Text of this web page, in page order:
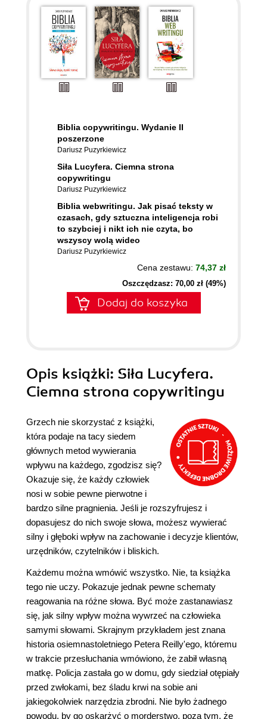
Biblia copywritingu. Wydanie II
poszerzone
Dariusz Puzyrkiewicz
Siła Lucyfera. Ciemna strona
copywritingu
Dariusz Puzyrkiewicz
Biblia webwritingu. Jak pisać teksty w
czasach, gdy sztuczna inteligencja robi
to szybciej i nikt ich nie czyta, bo
wszyscy wolą wideo
Dariusz Puzyrkiewicz
Cena zestawu: 74,37 zł
Oszczędzasz: 70,00 zł (49%)
Dodaj do koszyka
Opis książki: Siła Lucyfera.
Ciemna strona copywritingu
Grzech nie skorzystać z książki,
która podaje na tacy siedem
głównych metod wywierania
wpływu na każdego, zgodzisz się?
Okazuje się, że każdy człowiek
nosi w sobie pewne pierwotne i
bardzo silne pragnienia. Jeśli je rozszyfrujesz i
dopasujesz do nich swoje słowa, możesz wywierać
silny i głęboki wpływ na zachowanie i decyzje klientów,
urzędników, czytelników i bliskich.
Każdemu można wmówić wszystko. Nie, ta książka
tego nie uczy. Pokazuje jednak pewne schematy
reagowania na różne słowa. Być może zastanawiasz
się, jak silny wpływ można wywrzeć na człowieka
samymi słowami. Skrajnym przykładem jest znana
historia osiemnastoletniego Petera Reilly'ego, któremu
w trakcie przesłuchania wmówiono, że zabił własną
matkę. Policja zastała go w domu, gdy siedział otępiały
przed zwłokami, bez śladu krwi na sobie ani
jakiegokolwiek narzędzia zbrodni. Nie było żadnego
powodu, by go oskarżyć o morderstwo, poza tym, że